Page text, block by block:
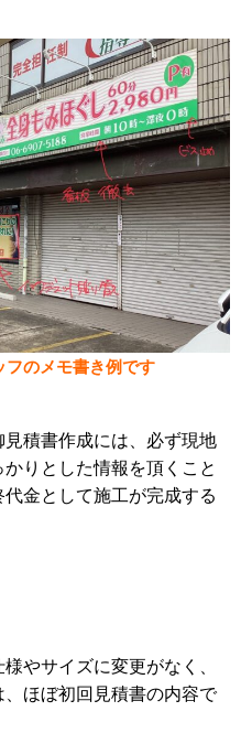
フのメモ書き例です
積書作成には、必ず現地
りとした情報を頂くこと
金として施工が完成する
やサイズに変更がなく、
ほぼ初回見積書の内容で